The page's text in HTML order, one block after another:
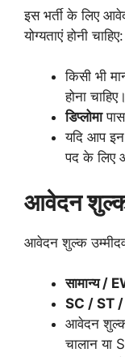
इस भर्ती के लिए
योग्यताएं होनी चाहिए:
किसी भी
होना चाहिए।
डिप्लोमापास
यदि आप इन
पद के लिए
आवेदन
आवेदन शुल्क
सामान्य /
SC / ST
आवेदन शुल्क
चालान या